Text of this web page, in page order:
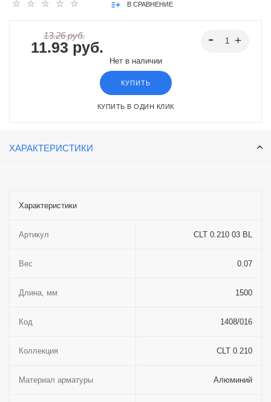
В СРАВНЕНИЕ
13.26 руб.
11.93 руб.
Нет в наличии
КУПИТЬ
КУПИТЬ В ОДИН КЛИК
ХАРАКТЕРИСТИКИ
Характеристики
Артикул CLT 0.210 03 BL
Вес 0.07
Длина, мм 1500
Код 1408/016
Коллекция CLT 0.210
Материал арматуры Алюминий